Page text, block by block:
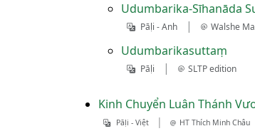
Udumbarika-Sīhanāda
Pāḷi - Anh | Walshe
Udumbarikasuttaṃ
Pāḷi | SLTP edition
Kinh Chuyển Luân Thánh
Pāḷi - Việt | HT Thích Minh Châu